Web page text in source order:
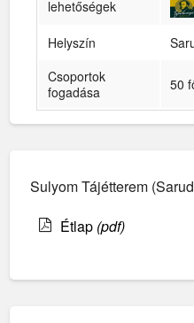
lehetőségek
Helyszín
Csoportok
fogadása
50
Sulyom Tájétterem
Étlap (pdf)